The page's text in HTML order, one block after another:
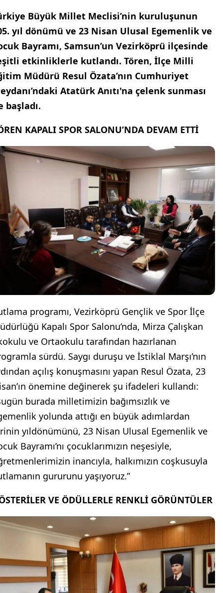
Büyük Millet Meclisi’nin kuruluşunun
yıl dönümü ve 23 Nisan Ulusal Egemenlik ve
Bayramı, Samsun’un Vezirköprü ilçesinde
etkinliklerle kutlandı. Tören, İlçe Milli
Müdürü Resul Özata’nın Cumhuriyet
Atatürk Anıtı'na çelenk sunması
başladı.
KAPALI SPOR SALONU’NDA DEVAM ETTİ
programı, Vezirköprü Gençlik ve Spor İlçe
Kapalı Spor Salonu’nda, Mirza Çalışkan
ve Ortaokulu tarafından hazırlanan
sürdü. Saygı duruşu ve İstiklal Marşı’nın
açılış konuşmasını yapan Resul Özata, 23
önemine değinerek şu ifadeleri kullandı:
burada milletimizin bağımsızlık ve
yolunda attığı en büyük adımlardan
yıldönümünü, 23 Nisan Ulusal Egemenlik ve
Bayramı’nı çocuklarımızın neşesiyle,
inancıyla, halkımızın coşkusuyla
gururunu yaşıyoruz.”
VE ÖDÜLLERLE RENKLİ GÖRÜNTÜLER